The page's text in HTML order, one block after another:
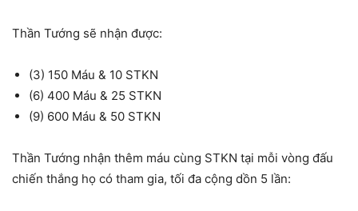
Thần Tướng sẽ nhận được:
(3) 150 Máu & 10 STKN
(6) 400 Máu & 25 STKN
(9) 600 Máu & 50 STKN
Thần Tướng nhận thêm máu cùng STKN tại mỗi vòng đấu
chiến thắng họ có tham gia, tối đa cộng dồn 5 lần: